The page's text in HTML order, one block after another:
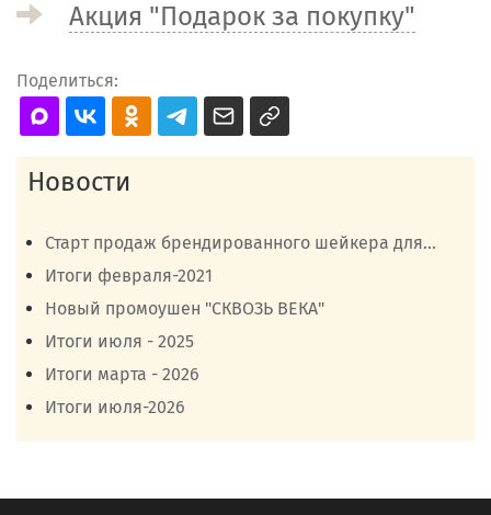
Акция "Подарок за покупку"
Поделиться:
Новости
Старт продаж брендированного шейкера для...
Итоги февраля-2021
Новый промоушен "СКВОЗЬ ВЕКА"
Итоги июля - 2025
Итоги марта - 2026
Итоги июля-2026